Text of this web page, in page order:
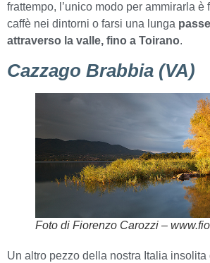
frattempo, l’unico modo per ammirarla è
caffè nei dintorni o farsi una lunga
attraverso la valle, fino a Toirano.
Cazzago Brabbia (VA)
Foto di Fiorenzo Carozzi –
Un altro pezzo della nostra Italia insolita